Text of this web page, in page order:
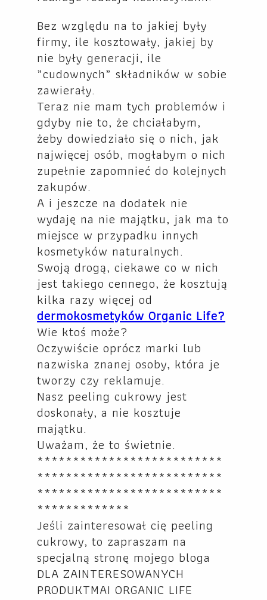
Bez względu na to jakiej były
firmy, ile kosztowały, jakiej by
nie były generacji, ile
„cudownych” składników w sobie
zawierały.
Teraz nie mam tych problemów i
gdyby nie to, że chciałabym,
żeby dowiedziało się o nich, jak
najwięcej osób, mogłabym o nich
zupełnie zapomnieć do kolejnych
zakupów.
A i jeszcze na dodatek nie
wydaję na nie majątku, jak ma to
miejsce w przypadku innych
kosmetyków naturalnych.
Swoją drogą, ciekawe co w nich
jest takiego cennego, że kosztują
kilka razy więcej od
dermokosmetyków Organic Life?
Wie ktoś może?
Oczywiście oprócz marki lub
nazwiska znanej osoby, która je
tworzy czy reklamuje.
Nasz peeling cukrowy jest
doskonały, a nie kosztuje
majątku.
Uważam, że to świetnie.
**************************
**************************
**************************
*************
Jeśli zainteresował cię peeling
cukrowy, to zapraszam na
specjalną stronę mojego bloga
DLA ZAINTERESOWANYCH
PRODUKTMAI ORGANIC LIFE